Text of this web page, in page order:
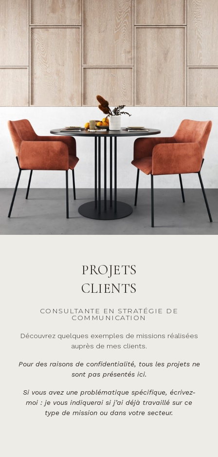
PROJETS
CLIENTS
CONSULTANTE EN STRATÉGIE DE
COMMUNICATION
Découvrez quelques exemples de missions réalisées
auprès de mes clients.
Pour des raisons de confidentialité, tous les projets ne
sont pas présentés ici.
Si vous avez une problématique spécifique, écrivez-
moi : je vous indiquerai si j’ai déjà travaillé sur ce
type de mission ou dans votre secteur.